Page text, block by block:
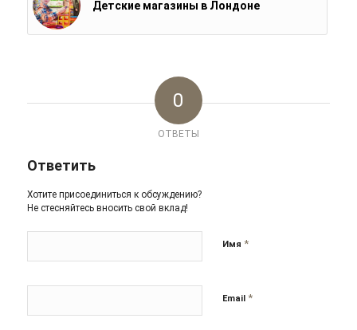
Детские магазины в Лондоне
0
ОТВЕТЫ
Ответить
Хотите присоединиться к обсуждению?
Не стесняйтесь вносить свой вклад!
Имя *
Email *